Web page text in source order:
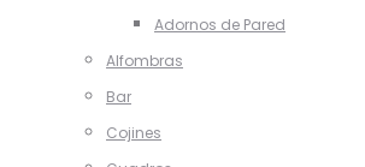
Adornos de Pared
Alfombras
Bar
Cojines